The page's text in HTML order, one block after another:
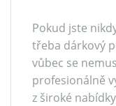
Pokud jste
třeba dárkový
vůbec se
profesionálně
z široké